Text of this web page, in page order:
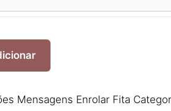
Mensagens Enrolar Fita